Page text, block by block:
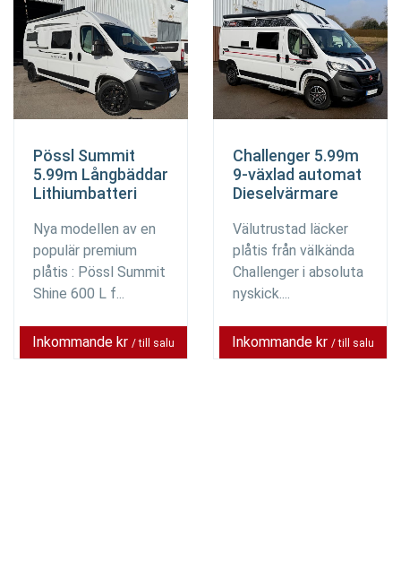
Pössl Summit
5.99m Långbäddar
Lithiumbatteri
Nya modellen av en
populär premium
plåtis : Pössl Summit
Shine 600 L f...
Inkommande kr / till salu
Challenger 5.99m
9-växlad automat
Dieselvärmare
Välutrustad läcker
plåtis från välkända
Challenger i absoluta
nyskick....
Inkommande kr / till salu